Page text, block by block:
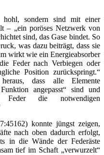
hohl, sondern sind mit einer
– „ein poröses Netzwerk von
sind, das Gase bindet. So
was dazu beiträgt, dass sie
wirkt wie ein Energieabsorber
Feder nach Verbiegen oder
Position zurückspringt.“
dass alle Elemente
angepasst“ sind und
Feder die notwendigen
konnte jüngst zeigen,
nach oben dadurch erfolgt,
in die Wände der Federäste
tief im Schaft „verwurzelt“